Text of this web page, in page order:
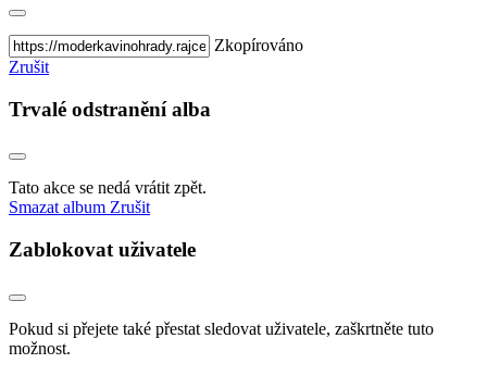
Zkopírováno
Zrušit
Trvalé odstranění alba
Tato akce se nedá vrátit zpět.
Smazat album Zrušit
Zablokovat uživatele
Pokud si přejete také přestat sledovat uživatele, zaškrtněte tuto
možnost.